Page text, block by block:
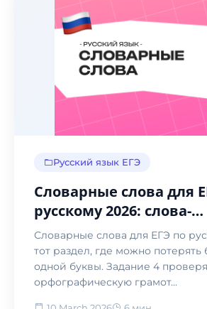
Русский язык ЕГЭ
Словарные слова для
русскому 2026: слова-
исключения,
сложные слова
Словарные слова для ЕГЭ по
тот раздел, где можно потерять
одной буквы. Задание 4
орфографическую грамот...